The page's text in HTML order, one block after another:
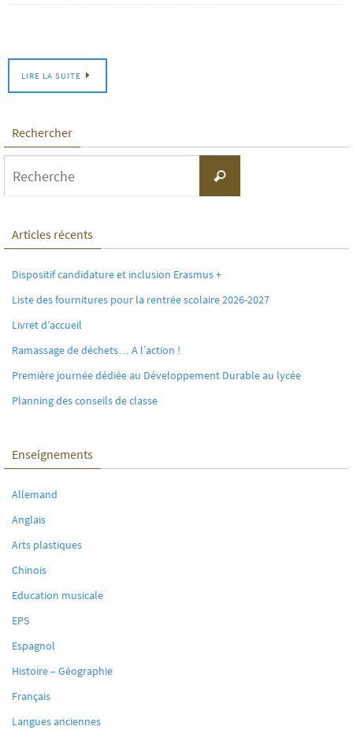
LIRE LA SUITE
Rechercher
Recherche
Articles récents
Dispositif candidature et inclusion Erasmus +
Liste des fournitures pour la rentrée scolaire 2026-2027
Livret d’accueil
Ramassage de déchets… A l’action !
Première journée dédiée au Développement Durable au lycée
Planning des conseils de classe
Enseignements
Allemand
Anglais
Arts plastiques
Chinois
Education musicale
EPS
Espagnol
Histoire – Géographie
Français
Langues anciennes